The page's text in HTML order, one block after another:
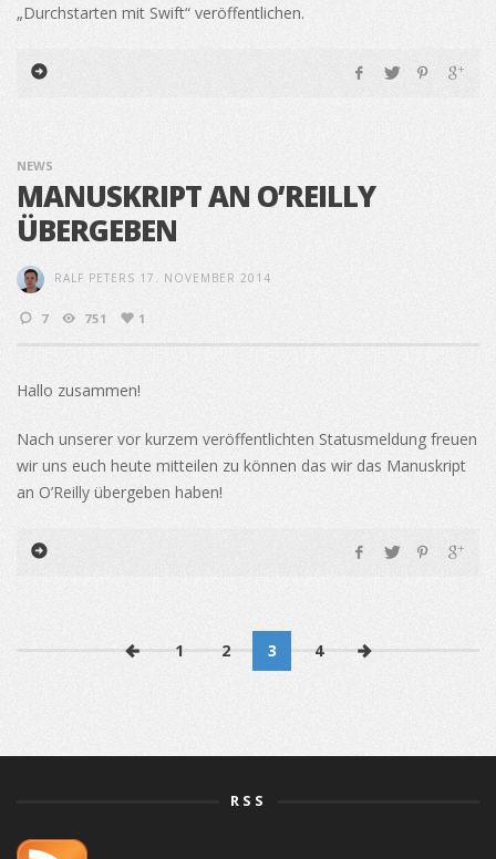
„Durchstarten mit Swift“ veröffentlichen.
NEWS
MANUSKRIPT AN O’REILLY
ÜBERGEBEN
RALF PETERS 17. NOVEMBER 2014
7 751 1
Hallo zusammen!
Nach unserer vor kurzem veröffentlichten Statusmeldung freuen
wir uns euch heute mitteilen zu können das wir das Manuskript
an O’Reilly übergeben haben!
1 2 3 4
RSS